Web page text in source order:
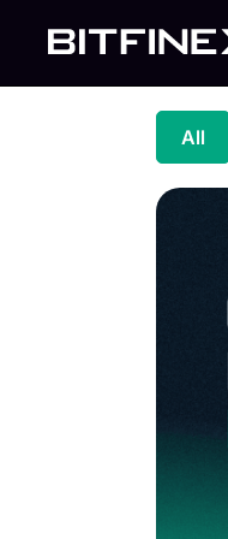
All